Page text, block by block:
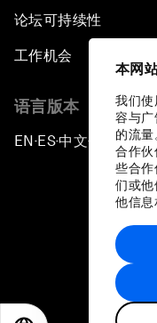
本网
我们
容与广
的流
合作伙
些合作
们或他
他信息
论坛可持续性
工作机会
语言版本
EN ▪ES▪中文▪ 日本語